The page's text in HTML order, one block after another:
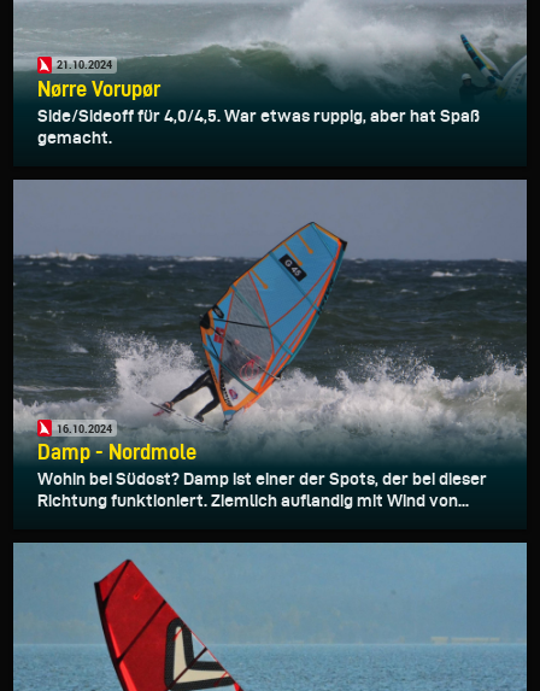
21.10.2024
Nørre Vorupør
Side/Sideoff für 4,0/4,5. War etwas ruppig, aber hat Spaß
gemacht.
16.10.2024
Damp - Nordmole
Wohin bei Südost? Damp ist einer der Spots, der bei dieser
Richtung funktioniert. Ziemlich auflandig mit Wind von...